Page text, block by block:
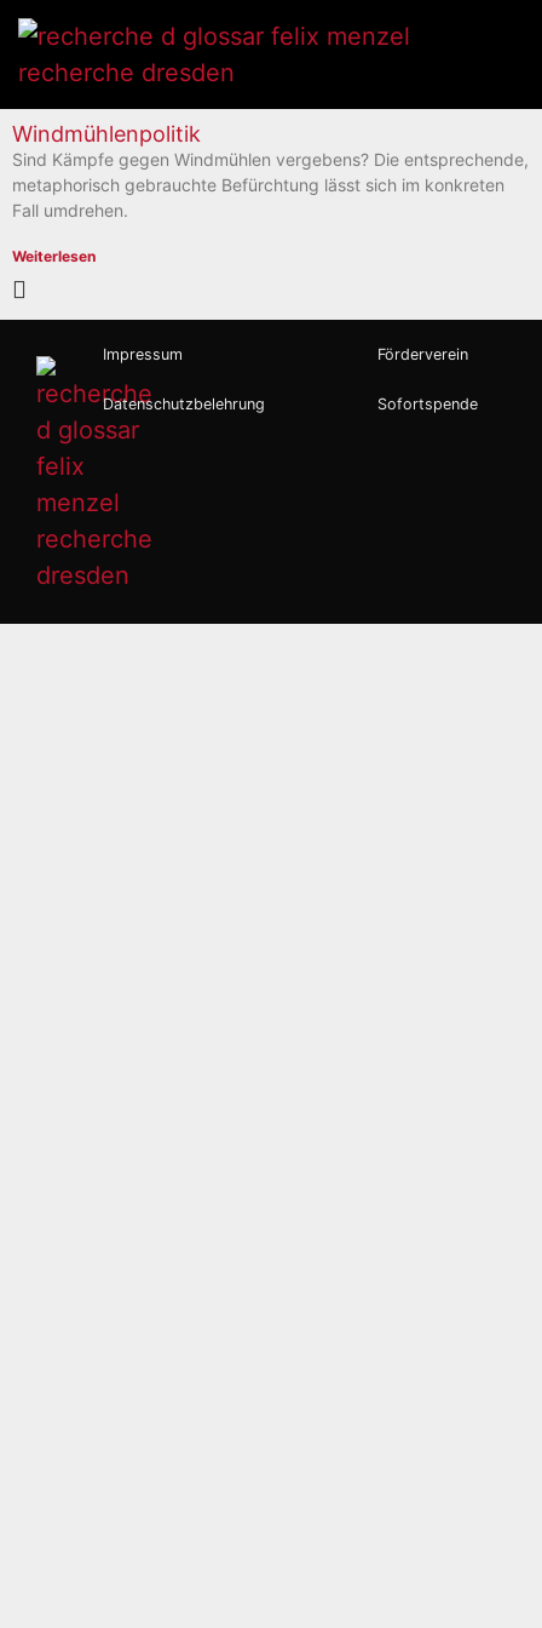
Windmühlenpolitik
Sind Kämpfe gegen Windmühlen vergebens? Die entsprechende,
metaphorisch gebrauchte Befürchtung lässt sich im konkreten
Fall umdrehen.
Weiterlesen
Impressum
Datenschutzbelehrung
Förderverein
Sofortspende